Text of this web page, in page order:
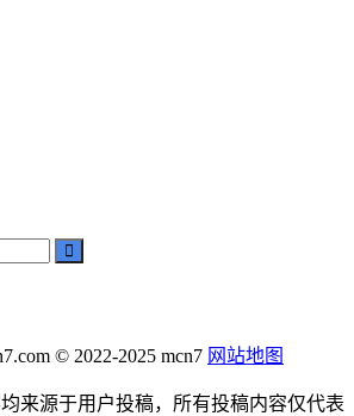
© 2022-2025 mcn7 网站地图
来源于用户投稿，所有投稿内容仅代表